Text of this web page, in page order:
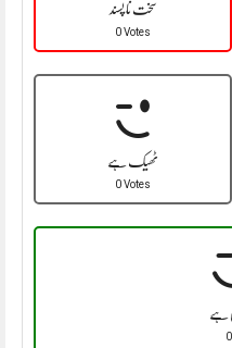
سخت نا پسند
0 Votes
ٹھیک ہے
0 Votes
ہے